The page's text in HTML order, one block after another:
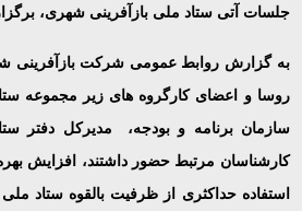
جلسات آتی ستاد ملی بازآفرینی شهری،
به گزارش روابط عمومی شرکت بازآفرینی
روسا و اعضای کارگروه های زیر مجموعه ستاد
سازمان برنامه و بودجه، مدیرکل دفتر
کارشناسان مرتبط حضور داشتند، افزایش
استفاده حداکثری از ظرفیت بالقوه ستاد